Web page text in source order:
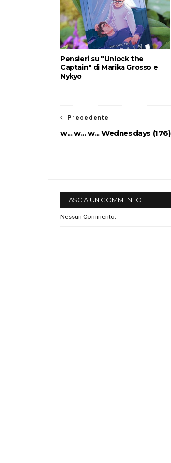
Pensieri su "Unlock the
Captain" di Marika Grosso e
Nykyo
Precedente
w... w... w... Wednesdays (176)
LASCIA UN COMMENTO
Nessun Commento: